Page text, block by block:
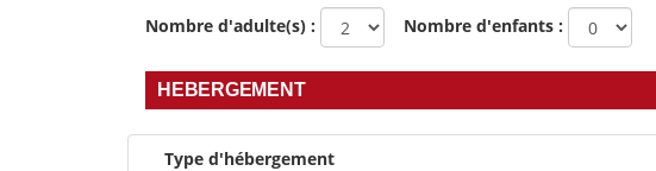
Nombre d'adulte(s) : Nombre d'enfants :
HEBERGEMENT
Type d'hébergement